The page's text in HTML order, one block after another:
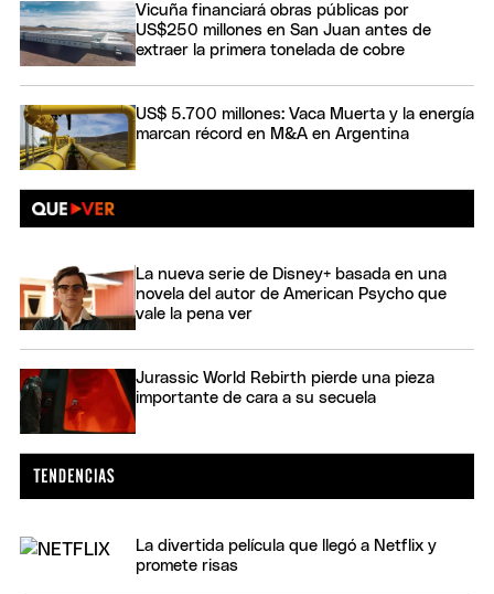
Vicuña financiará obras públicas por
US$250 millones en San Juan antes de
extraer la primera tonelada de cobre
US$ 5.700 millones: Vaca Muerta y la energía
marcan récord en M&A en Argentina
La nueva serie de Disney+ basada en una
novela del autor de American Psycho que
vale la pena ver
Jurassic World Rebirth pierde una pieza
importante de cara a su secuela
La divertida película que llegó a Netflix y
promete risas